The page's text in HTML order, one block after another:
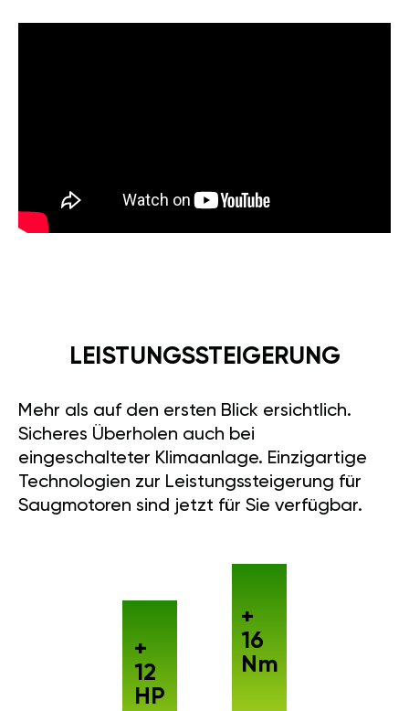
LEISTUNGSSTEIGERUNG
Mehr als auf den ersten Blick ersichtlich.
Sicheres Überholen auch bei
eingeschalteter Klimaanlage. Einzigartige
Technologien zur Leistungssteigerung für
Saugmotoren sind jetzt für Sie verfügbar.
+
12
HP
+
16
Nm